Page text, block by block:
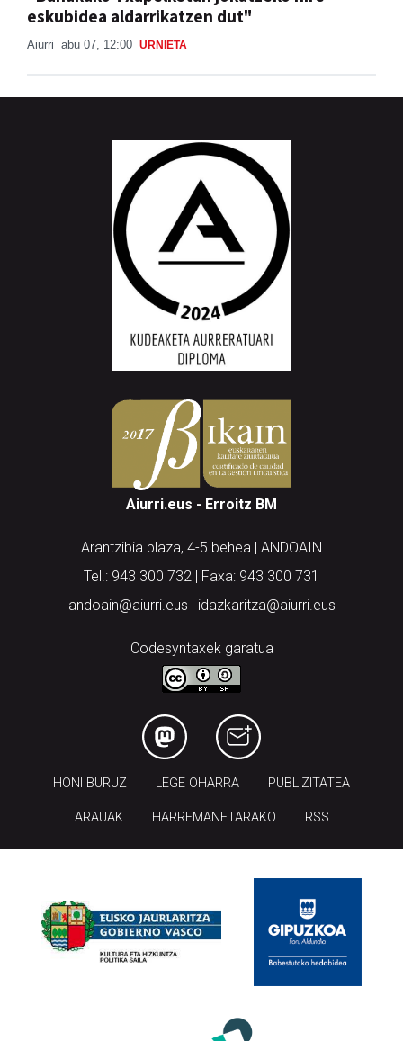
eskubidea aldarrikatzen dut"
Aiurri abu 07, 12:00 URNIETA
Aiurri.eus - Erroitz BM
Arantzibia plaza, 4-5 behea | ANDOAIN
Tel.: 943 300 732 | Faxa: 943 300 731
andoain@aiurri.eus | idazkaritza@aiurri.eus
Codesyntaxek garatua
HONI BURUZ LEGE OHARRA PUBLIZITATEA
ARAUAK HARREMANETARAKO RSS